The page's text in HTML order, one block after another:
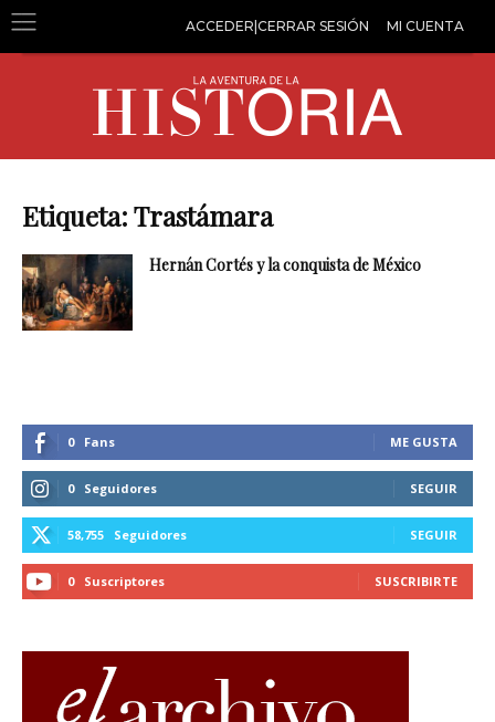
ACCEDER|CERRAR SESIÓN MI CUENTA
Etiqueta: Trastámara
Hernán Cortés y la conquista de México
0 Fans ME GUSTA
0 Seguidores SEGUIR
58,755 Seguidores SEGUIR
0 Suscriptores SUSCRIBIRTE